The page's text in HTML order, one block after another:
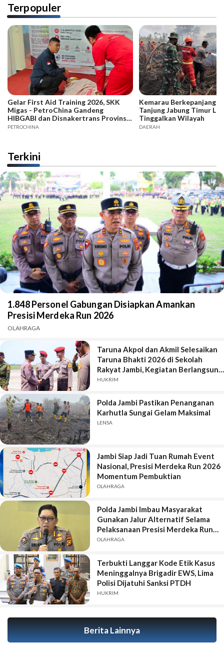
Terpopuler
Gelar First Aid Training 2026, SKK
Migas - PetroChina Gandeng
HIBGABI dan Disnakertrans Provinsi
Jambi
PETROCHINA
Kemarau
Tanjung Jabung Timur
Tinggalkan Wilayah
DAERAH
Terkini
1.848 Personel Gabungan Disiapkan Amankan
Presisi Merdeka Run 2026
OLAHRAGA
Taruna Akpol dan Akmil Selesaikan
Taruna Bhakti 2026 di Sekolah
Rakyat Jambi, Kegiatan Berlangsung
Aman dan Lancar
HUKRIM
Polda Jambi Pastikan Penanganan
Karhutla Sungai Gelam Maksimal
LENSA
Jambi Siap Jadi Tuan Rumah Event
Nasional, Presisi Merdeka Run 2026
Momentum Pembuktian
OLAHRAGA
Polda Jambi Imbau Masyarakat
Gunakan Jalur Alternatif Selama
Pelaksanaan Presisi Merdeka Run
2026
OLAHRAGA
Terbukti Langgar Kode Etik Kasus
Meninggalnya Brigadir EWS, Lima
Polisi Dijatuhi Sanksi PTDH
HUKRIM
Berita Lainnya